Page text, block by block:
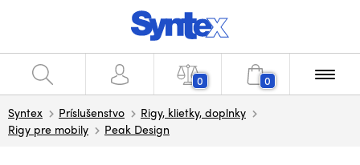
0 0
Syntex Príslušenstvo
Rigy, klietky, doplnky
Rigy pre mobily
Peak Design